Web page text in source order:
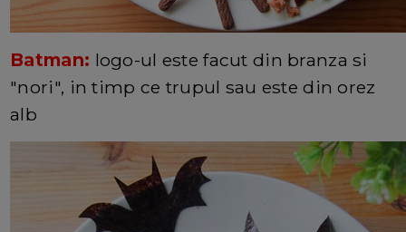
Batman: logo-ul este facut din branza si
"nori", in timp ce trupul sau este din orez
alb